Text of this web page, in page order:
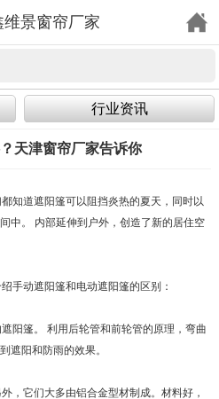
维景窗帘厂家
行业资讯
天津窗帘厂家告诉你
知道遮阳篷可以阻挡炎热的夏天，同时以
中。 内部延伸到户外，创造了新的居住空
手动遮阳篷和电动遮阳篷的区别：
阳篷。 利用后轮管和前轮管的原理，弯曲
遮阳和防雨的效果。
，它们大多由铝合金型材制成。材料好，